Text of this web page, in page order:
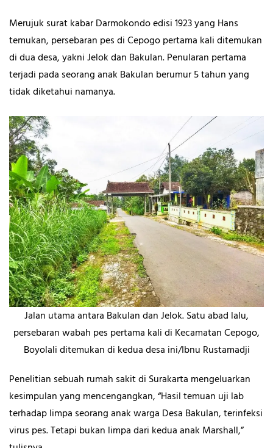
Merujuk surat kabar Darmokondo edisi 1923 yang Hans
temukan, persebaran pes di Cepogo pertama kali ditemukan
di dua desa, yakni Jelok dan Bakulan. Penularan pertama
terjadi pada seorang anak Bakulan berumur 5 tahun yang
tidak diketahui namanya.
Jalan utama antara Bakulan dan Jelok. Satu abad lalu,
persebaran wabah pes pertama kali di Kecamatan Cepogo,
Boyolali ditemukan di kedua desa ini/Ibnu Rustamadji
Penelitian sebuah rumah sakit di Surakarta mengeluarkan
kesimpulan yang mencengangkan, “Hasil temuan uji lab
terhadap limpa seorang anak warga Desa Bakulan, terinfeksi
virus pes. Tetapi bukan limpa dari kedua anak Marshall,”